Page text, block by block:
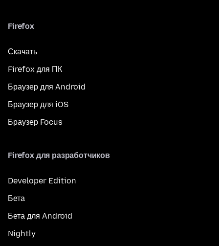
Firefox
Скачать
Firefox для ПК
Браузер для Android
Браузер для iOS
Браузер Focus
Firefox для разработчиков
Developer Edition
Бета
Бета для Android
Nightly